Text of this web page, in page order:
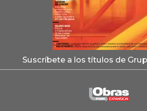
Suscríbete a los títulos de